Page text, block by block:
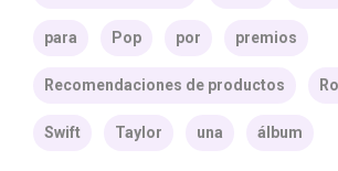
para Pop por premios
Recomendaciones de productos
Swift Taylor una álbum